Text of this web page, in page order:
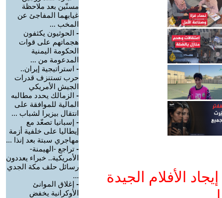
الأفلام الجيدة
مسنّين بعد ملاحظة
غيابهما المفاجئ عن
المخب ...
- الحوثيون يكثفون
هجماتهم على قوات
الحكومة اليمنية
المدعومة من ...
- استراتيجية إيران..
حرب تستنزف قدرات
الجيش الأمريكي
- الزمالك يحدد مطالبه
المالية للموافقة على
انتقال بيزيرا لشباب ...
- إسبانيا تصعّد مع
إيطاليا على خلفية أزمة
مهاجري سبتة بعد إنذا ...
- تراجع -الهيمنة-
الأمريكية.. خبراء يعددون
رسائل حلف مكة الجدي
...
- إغلاق الموانئ
الأوكرانية يخفض